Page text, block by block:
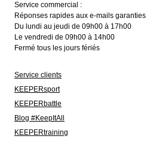
Service commercial :
Réponses rapides aux e-mails garanties
Du lundi au jeudi de 09h00 à 17h00
Le vendredi de 09h00 à 14h00
Fermé tous les jours fériés
Service clients
KEEPERsport
KEEPERbattle
Blog #KeepItAll
KEEPERtraining